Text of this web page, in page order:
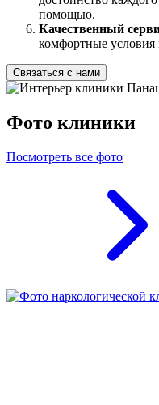
помощью.
Качественный
комфортные условия
Связаться с нами
Фото клиники
Посмотреть все фото